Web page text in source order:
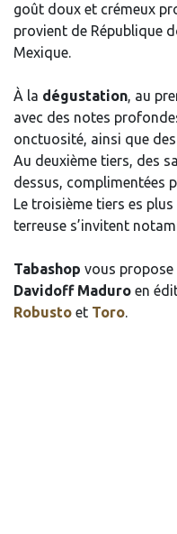
goût doux et crémeux
provient de République
Mexique.
À la dégustation, au
avec des notes
onctuosité, ainsi que
Au deuxième tiers, des
dessus, complimentées
Le troisième tiers es
terreuse s’invitent
Tabashop vous
Davidoff Maduro en
Robusto et Toro.